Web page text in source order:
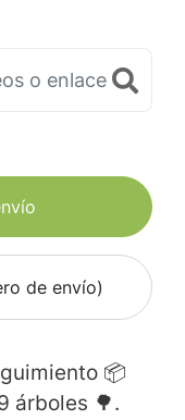
de envío)
📦
árboles 🌳.